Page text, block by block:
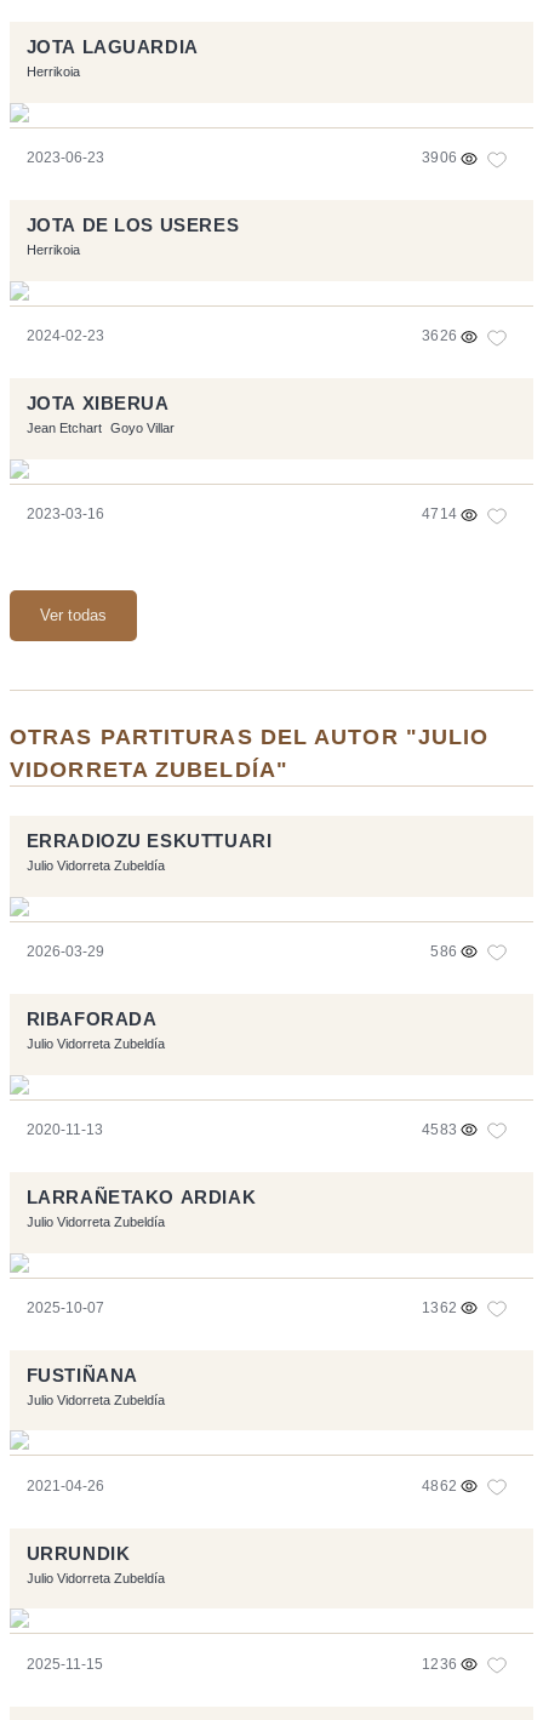
JOTA LAGUARDIA
Herrikoia
2023-06-23 3906
JOTA DE LOS USERES
Herrikoia
2024-02-23 3626
JOTA XIBERUA
Jean Etchart Goyo Villar
2023-03-16 4714
Ver todas
OTRAS PARTITURAS DEL AUTOR "JULIO
VIDORRETA ZUBELDÍA"
ERRADIOZU ESKUTTUARI
Julio Vidorreta Zubeldía
2026-03-29 586
RIBAFORADA
Julio Vidorreta Zubeldía
2020-11-13 4583
LARRAÑETAKO ARDIAK
Julio Vidorreta Zubeldía
2025-10-07 1362
FUSTIÑANA
Julio Vidorreta Zubeldía
2021-04-26 4862
URRUNDIK
Julio Vidorreta Zubeldía
2025-11-15 1236